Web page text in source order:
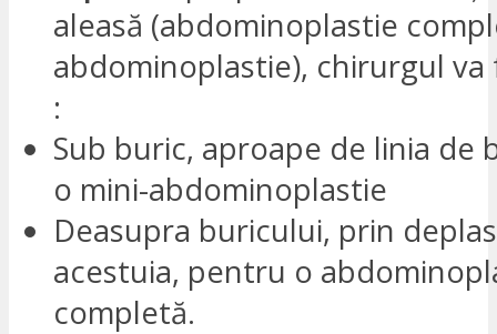
aleasă (abdominoplastie
abdominoplastie), chirurgul va
:
Sub buric, aproape de linia de
o mini-abdominoplastie
Deasupra buricului, prin
acestuia, pentru o
completă.